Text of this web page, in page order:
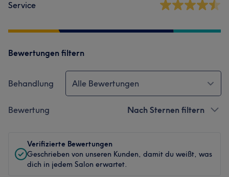
Service
Bewertungen filtern
Behandlung Alle Bewertungen
Bewertung Nach Sternen filtern
Verifizierte Bewertungen
Geschrieben von unseren Kunden, damit du weißt, was
dich in jedem Salon erwartet.